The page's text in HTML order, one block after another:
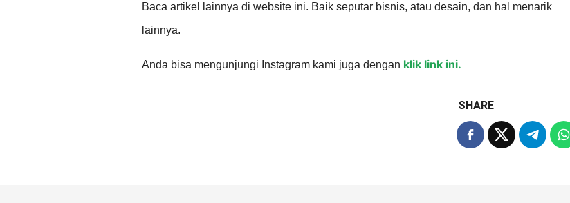
Baca artikel lainnya di website ini. Baik seputar bisnis, atau desain, dan hal menarik
lainnya.
Anda bisa mengunjungi Instagram kami juga dengan klik link ini.
SHARE